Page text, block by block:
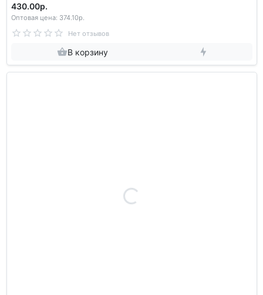
430.00р.
Оптовая цена: 374.10р.
Нет отзывов
В корзину